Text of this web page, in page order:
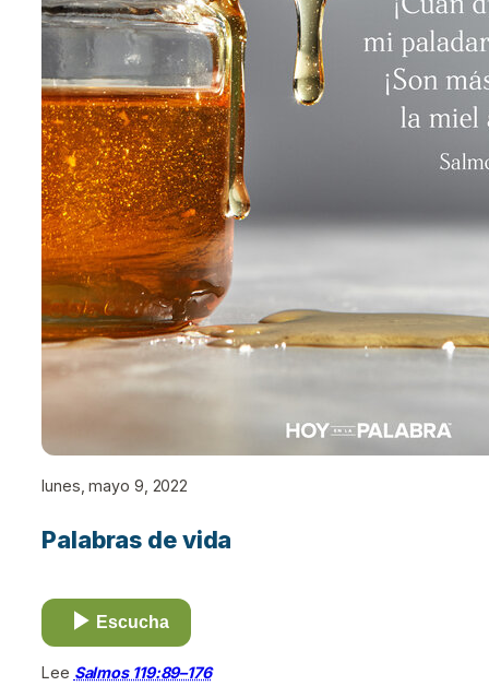
lunes, mayo 9, 2022
Palabras de vida
Escucha
Lee Salmos 119:89–176